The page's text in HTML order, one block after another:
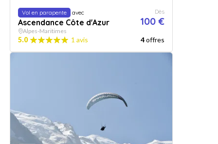
Vol en parapente avec
Ascendance Côte d'Azur
Dès
100 €
Alpes-Maritimes
5.0 1 avis 4offres